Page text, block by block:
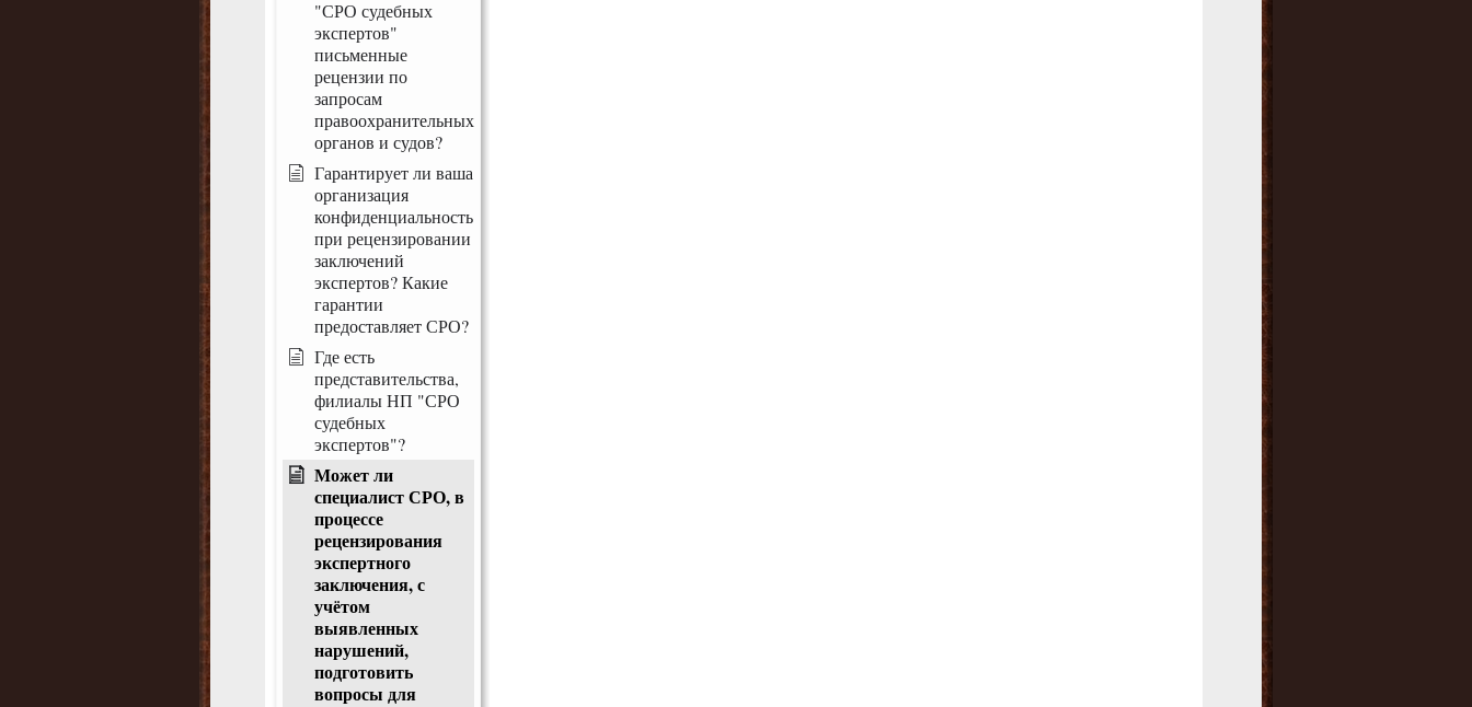
"СРО судебных
экспертов"
письменные
рецензии по
запросам
правоохранительных
органов и судов?
Гарантирует ли ваша
организация
конфиденциальность
при рецензировании
заключений
экспертов? Какие
гарантии
предоставляет СРО?
Где есть
представительства,
филиалы НП "СРО
судебных
экспертов"?
Может ли
специалист СРО, в
процессе
рецензирования
экспертного
заключения, с
учётом
выявленных
нарушений,
подготовить
вопросы для